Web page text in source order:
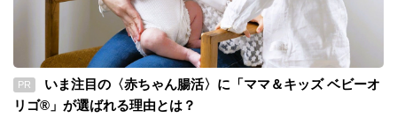
PR
いま注目の〈赤ちゃん腸活〉に「ママ＆キッズ ベビーオ
リゴ®」が選ばれる理由とは？